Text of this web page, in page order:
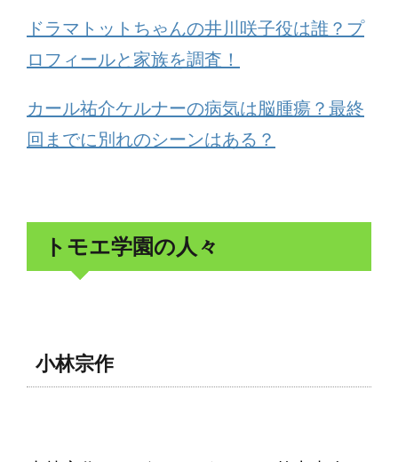
ドラマトットちゃんの井川咲子役は誰？プ
ロフィールと家族を調査！
カール祐介ケルナーの病気は脳腫瘍？最終
回までに別れのシーンはある？
トモエ学園の人々
小林宗作